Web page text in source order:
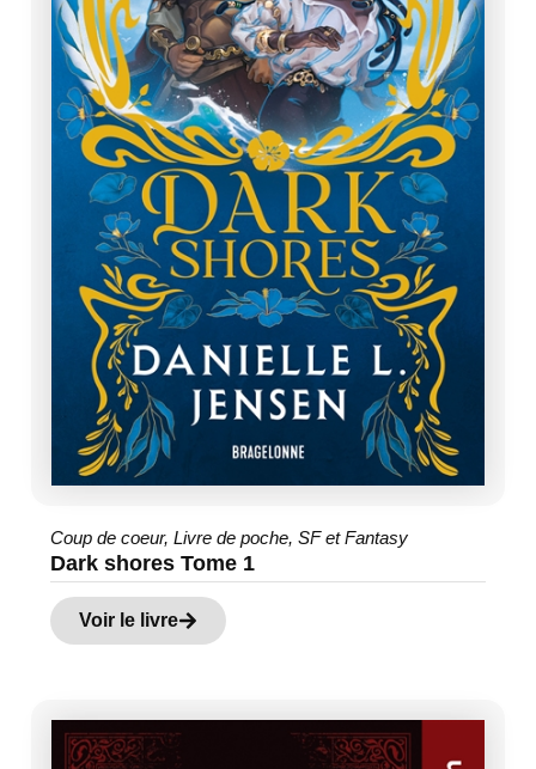
Coup de coeur, Livre de poche, SF et Fantasy
Dark shores Tome 1
Voir le livre